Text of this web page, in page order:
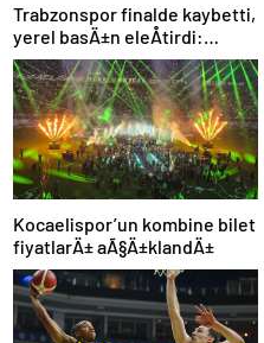
Trabzonspor finalde kaybetti,
yerel basÄ±n eleÅtirdi:
“Futbol felaket, sonuÃ§
rezalet”
Kocaelispor’un kombine bilet
fiyatlarÄ± aÃ§Ä±klandÄ±